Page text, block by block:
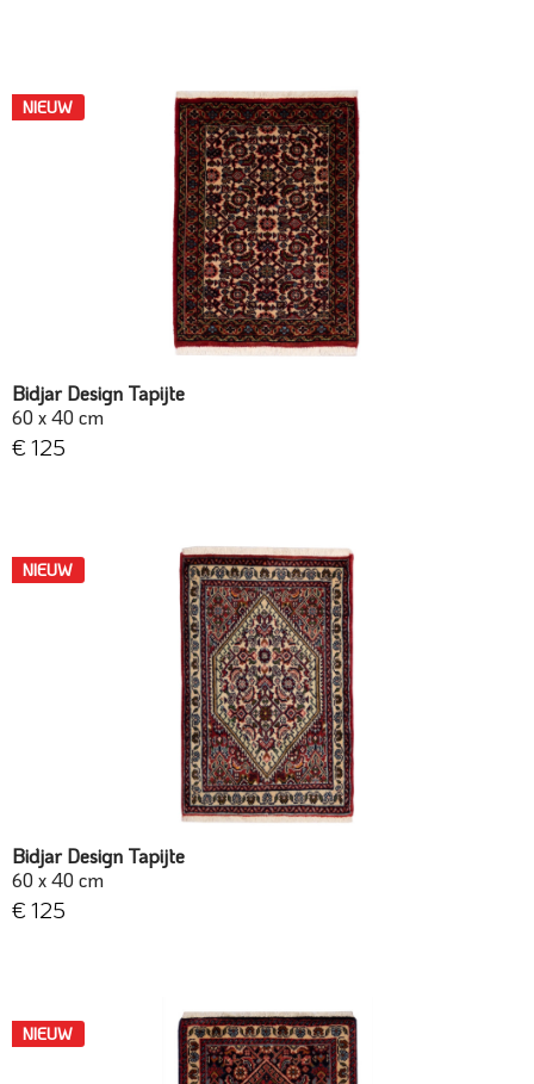
NIEUW
Bidjar Design Tapijte
60 x 40 cm
€ 125
NIEUW
Bidjar Design Tapijte
60 x 40 cm
€ 125
NIEUW